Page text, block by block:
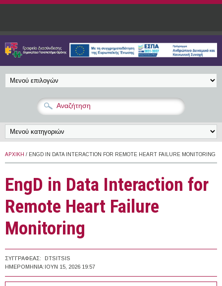
Παράκαμψη προς το κυρίως περιεχόμενο
ΑΡΧΙΚΉ / ENGD IN DATA INTERACTION FOR REMOTE HEART FAILURE MONITORING
EngD in Data Interaction for
Remote Heart Failure
Monitoring
ΣΥΓΓΡΑΦΈΑΣ:
DTSITSIS
ΗΜΕΡΟΜΗΝΊΑ: ΙΟΥΝ 15, 2026 19:57